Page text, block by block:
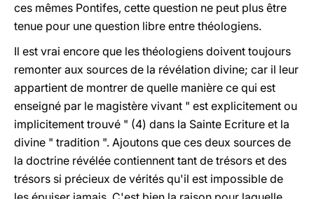
ces mêmes Pontifes, cette question ne peut plus être
tenue pour une question libre entre théologiens.
Il est vrai encore que les théologiens doivent toujours
remonter aux sources de la révélation divine; car il leur
appartient de montrer de quelle manière ce qui est
enseigné par le magistère vivant " est explicitement ou
implicitement trouvé " (4) dans la Sainte Ecriture et la
divine " tradition ". Ajoutons que ces deux sources de
la doctrine révélée contiennent tant de trésors et des
trésors si précieux de vérités qu'il est impossible de